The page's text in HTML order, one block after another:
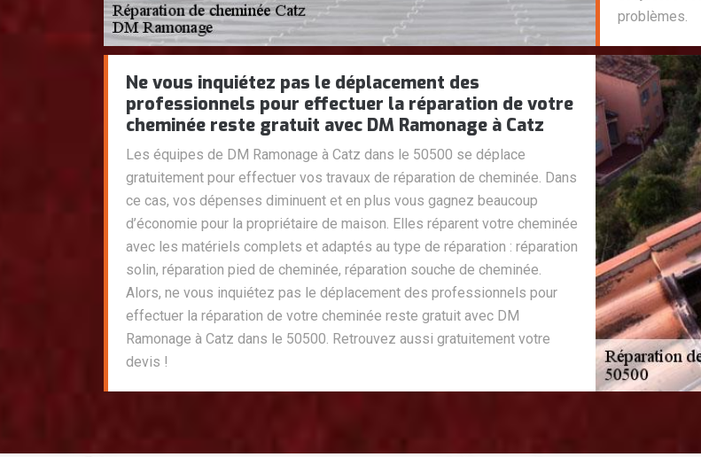
problèmes.
Ne vous inquiétez pas le déplacement des
professionnels pour effectuer la réparation de votre
cheminée reste gratuit avec DM Ramonage à Catz
Les équipes de DM Ramonage à Catz dans le 50500 se déplace
gratuitement pour effectuer vos travaux de réparation de cheminée. Dans
ce cas, vos dépenses diminuent et en plus vous gagnez beaucoup
d’économie pour la propriétaire de maison. Elles réparent votre cheminée
avec les matériels complets et adaptés au type de réparation : réparation
solin, réparation pied de cheminée, réparation souche de cheminée.
Alors, ne vous inquiétez pas le déplacement des professionnels pour
effectuer la réparation de votre cheminée reste gratuit avec DM
Ramonage à Catz dans le 50500. Retrouvez aussi gratuitement votre
devis !